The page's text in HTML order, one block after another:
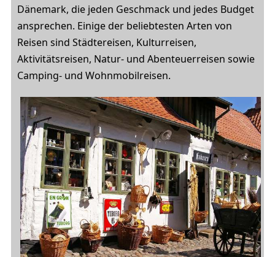
Dänemark, die jeden Geschmack und jedes Budget
ansprechen. Einige der beliebtesten Arten von
Reisen sind Städtereisen, Kulturreisen,
Aktivitätsreisen, Natur- und Abenteuerreisen sowie
Camping- und Wohnmobilreisen.